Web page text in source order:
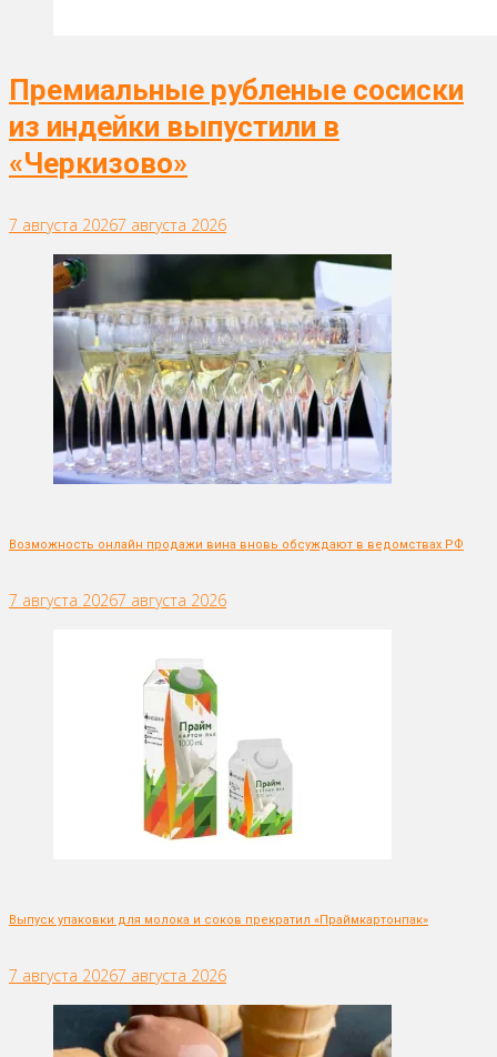
Премиальные рубленые сосиски
из индейки выпустили в
«Черкизово»
7 августа 20267 августа 2026
Возможность онлайн продажи вина вновь обсуждают в ведомствах РФ
7 августа 20267 августа 2026
Выпуск упаковки для молока и соков прекратил «Праймкартонпак»
7 августа 20267 августа 2026